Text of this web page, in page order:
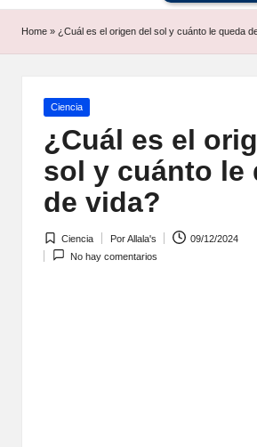
Home » ¿Cuál es el origen del sol y cuánto le queda
Publicada
Ciencia
¿Cuál es el
sol y cuánto le
de vida?
Publicada
en
Ciencia PorAllala's
09/12/2024
No hay comentarios